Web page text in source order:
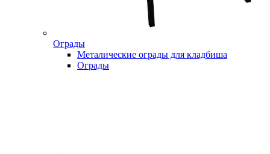
Ограды
Металические ограды для кладбиша
Ограды